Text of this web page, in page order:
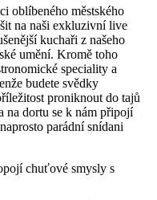
oblíbeného městského
na naši exkluzivní live
kuchaři z našeho
umění. Kromě toho
speciality a
budete svědky
proniknout do tajů
na dortu se k nám připojí
parádní snídani
chuťové smysly s